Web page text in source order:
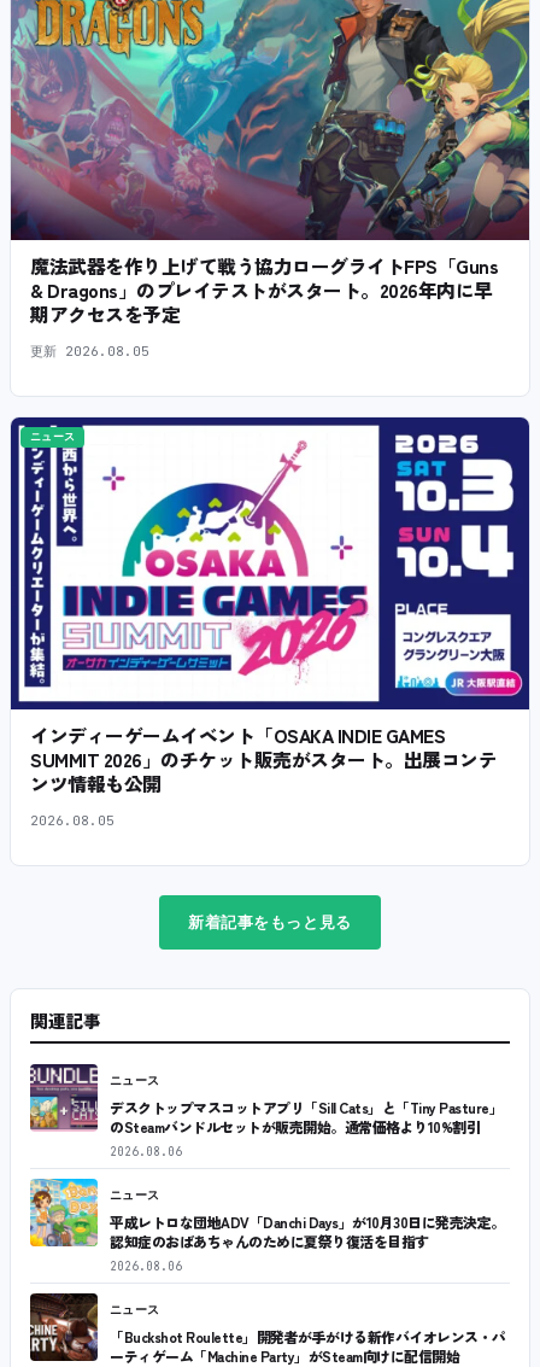
魔法武器を作り上げて戦う協力ローグライトFPS「Guns
& Dragons」のプレイテストがスタート。2026年内に早
期アクセスを予定
更新 2026.08.05
ニュース
インディーゲームイベント「OSAKA INDIE GAMES
SUMMIT 2026」のチケット販売がスタート。出展コンテ
ンツ情報も公開
2026.08.05
新着記事をもっと見る
関連記事
ニュース
デスクトップマスコットアプリ「Sill Cats」と「Tiny Pasture」
のSteamバンドルセットが販売開始。通常価格より10%割引
2026.08.06
ニュース
平成レトロな団地ADV「Danchi Days」が10月30日に発売決定。
認知症のおばあちゃんのために夏祭り復活を目指す
2026.08.06
ニュース
「Buckshot Roulette」開発者が手がける新作バイオレンス・パ
ーティゲーム「Machine Party」がSteam向けに配信開始